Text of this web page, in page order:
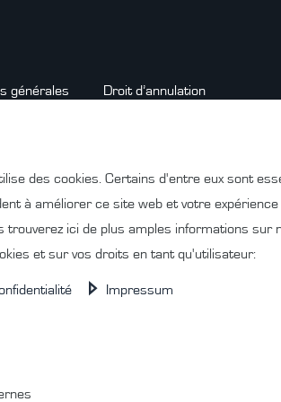
générales Droit d’annulation
LE CONTRAT ICI Contact
des cookies. Certains d'entre eux sont
à améliorer ce site web et votre expérience
trouverez ici de plus amples informations sur
et sur vos droits en tant qu'utilisateur:
Impressum